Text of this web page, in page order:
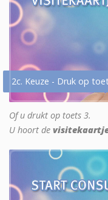
2c. Keuze - Druk op
Of u drukt op toets 3.
U hoort de